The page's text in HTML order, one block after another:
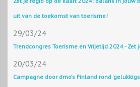
uit van de toekomst van toerisme!
29/03/24
Trendcongres Toerisme en Vrijetijd 2024 - Zet
20/03/24
Campagne door dmo's Finland rond